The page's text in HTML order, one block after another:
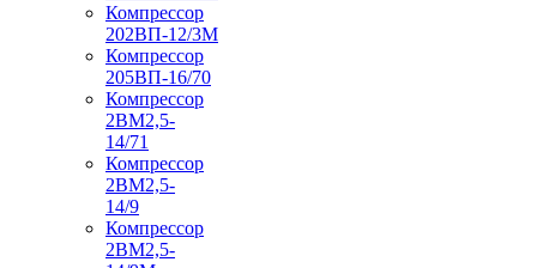
Компрессор
202ВП-12/3М
Компрессор
205ВП-16/70
Компрессор
2ВМ2,5-
14/71
Компрессор
2ВМ2,5-
14/9
Компрессор
2ВМ2,5-